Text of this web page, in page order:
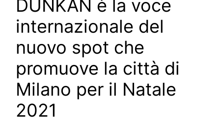
DUNKAN è la voce
internazionale del
nuovo spot che
promuove la città di
Milano per il Natale
2021